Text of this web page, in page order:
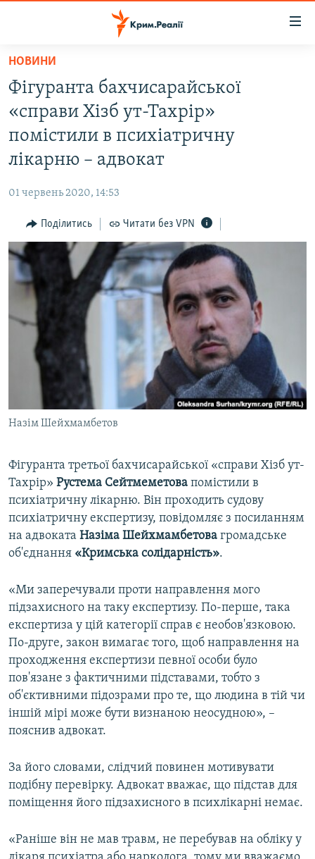
Перейти
основного
матеріалу
Перейти
до
основної
Перейти
пошуку
ВОДА.КРИМ
ВІДЕО ТА ФОТО
ПОЛІТИКА
ПОГЛЯД
ІНТЕРВ'Ю
ВСЕ ЗА ДЕНЬ
СПЕЦПРОЕКТИ
ДЕПОРТАЦІЯ
ВІДЕОУРОКИ «ELIFBE»
СВІДЧЕННЯ ОКУПАЦІЇ
УКРАЇНСЬКА ПРОБЛЕМА КРИМУ
ІНФОГРАФІКА
ЯК ОБІЙТИ БЛОКУВАННЯ
Русский
Qırımtatar
ДОЛУЧАЙСЯ!
Усі сайти RFE/RL
НОВИНИ
Фігуранта бахчисарайської
«справи Хізб ут-Тахрір»
помістили в психіатричну
лікарню – адвокат
01 червень 2020, 14:53
Поділитись Читати без VPN
Назім Шейхмамбетов
Фігуранта третьої бахчисарайської «справи Хізб ут-
Тахрір» Рустема Сейтмеметова помістили в
психіатричну лікарню. Він проходить судову
психіатричну експертизу, повідомляє з посиланням
на адвоката Назіма Шейхмамбетова громадське
об'єднання «Кримська солідарність».
«Ми заперечували проти направлення мого
підзахисного на таку експертизу. По-перше, така
експертиза у цій категорії справ є необов'язковою.
По-друге, закон вимагає того, щоб направлення на
проходження експертизи певної особи було
пов'язане з фактичними підставами, тобто з
об'єктивними підозрами про те, що людина в тій чи
іншій мірі може бути визнаною неосудною», –
пояснив адвокат.
За його словами, слідчий повинен мотивувати
подібну перевірку. Адвокат вважає, що підстав для
поміщення його підзахисного в психлікарні немає.
«Раніше він не мав травм, не перебував на обліку у